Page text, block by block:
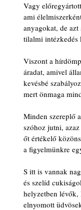
Vagy
ami
anyagokat, de azt
tilalmi intézkedés
Viszont a
áradat, amivel
kevésbé
mert önmaga
Minden szereplő
szóhoz jutni,
őt értékelő
a figyelmünkre
S itt is vannak
és szelíd
helyzetben
elnyomott